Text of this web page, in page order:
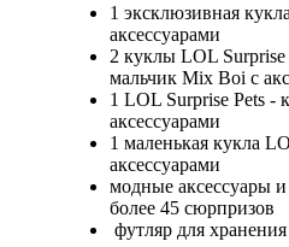
1 эксклюзивная
аксессуарами
2 куклы LOL Surprise
мальчик Mix Boi с
1 LOL Surprise Pets -
аксессуарами
1 маленькая кукла
аксессуарами
модные аксессуары и
более 45 сюрпризов
футляр для